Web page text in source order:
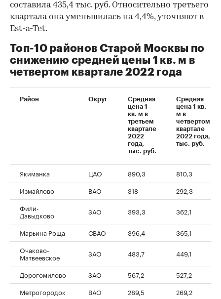
00:00 / 00:00
составила 435,4 тыс. руб. Относительно третьего
квартала она уменьшилась на 4,4%, уточняют в
Est-a-Tet.
Топ-10 районов Старой Москвы по
снижению средней цены 1 кв. м в
четвертом квартале 2022 года
Район Округ
Средняя
цена 1
кв. м в
третьем
квартале
2022
года,
тыс. руб.
Средняя
цена 1 кв.
м в
четвертом
квартале
2022 года,
тыс. руб.
Якиманка ЦАО 890,3
810,3
Измайлово
ВАО 318
292,3
Фили-
Давыдково ЗАО 393,3 362,1
Марьина Роща СВАО 396,4
365,1
Очаково-
Матвеевское ЗАО 483,7 449,1
Дорогомилово ЗАО 567,2
527,2
Метрогородок
ВАО 289,5
269,2